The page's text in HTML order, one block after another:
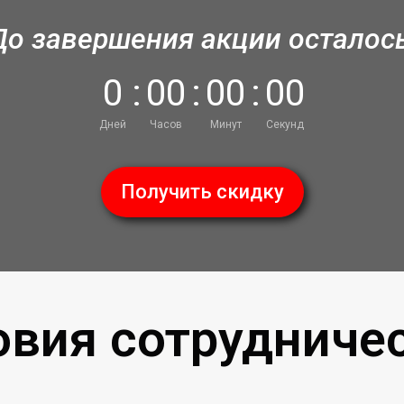
завершения акции
0
Дней
: 00
Часов
: 00
Минут
: 00
Секунд
Получить скидку